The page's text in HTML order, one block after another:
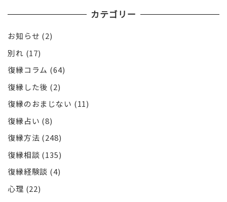
カテゴリー
お知らせ (2)
別れ (17)
復縁コラム (64)
復縁した後 (2)
復縁のおまじない (11)
復縁占い (8)
復縁方法 (248)
復縁相談 (135)
復縁経験談 (4)
心理 (22)